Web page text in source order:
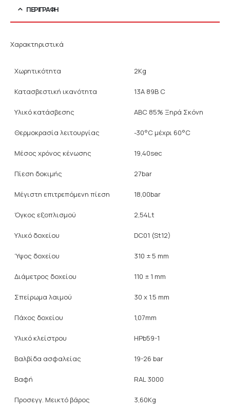
ΠΕΡΙΓΡΑΦΉ
Χαρακτηριστικά
Χωρητικότητα 2Kg
Κατασβεστική ικανότητα 13A 89B C
Υλικό κατάσβεσης ABC 85% Ξηρά Σκόνη
Θερμοκρασία λειτουργίας -30°C μέχρι 60°C
Μέσος χρόνος κένωσης 19,40sec
Πίεση δοκιμής 27bar
Μέγιστη επιτρεπόμενη πίεση 18,00bar
Όγκος εξοπλισμού 2,54Lt
Υλικό δοχείου DC01 (St12)
Ύψος δοχείου 310 ± 5 mm
Διάμετρος δοχείου 110 ± 1 mm
Σπείρωμα λαιμού 30 x 1.5 mm
Πάχος δοχείου 1,07mm
Υλικό κλείστρου HPb59-1
Βαλβίδα ασφαλείας 19-26 bar
Βαφή RAL 3000
Προσεγγ. Μεικτό βάρος 3,60Kg